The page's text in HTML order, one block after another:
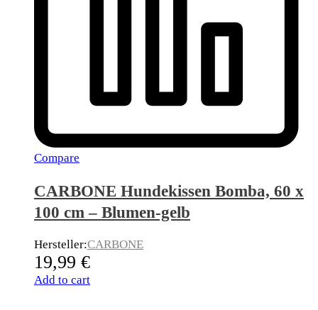
Compare
CARBONE Hundekissen Bomba, 60 x
100 cm – Blumen-gelb
Hersteller:CARBONE
19,99 €
Add to cart